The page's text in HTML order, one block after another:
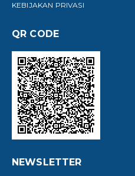
KEBIJAKAN PRIVASI
QR CODE
NEWSLETTER